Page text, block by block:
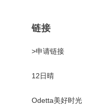
链接
>申请链接
12日晴
Odetta美好时光